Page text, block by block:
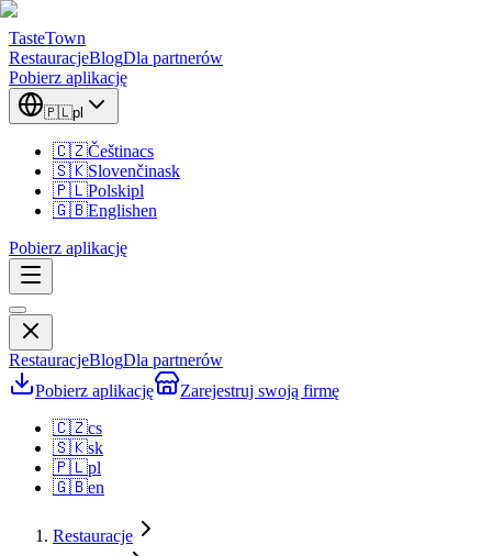
TasteTown
RestauracjeBlogDla partnerów
Pobierz aplikację
🇵🇱pl
🇨🇿Češtinacs
🇸🇰Slovenčinask
🇵🇱Polskipl
🇬🇧Englishen
Pobierz aplikację
RestauracjeBlogDla partnerów
Pobierz aplikację
Zarejestruj swoją firmę
🇨🇿cs
🇸🇰sk
🇵🇱pl
🇬🇧en
Restauracje